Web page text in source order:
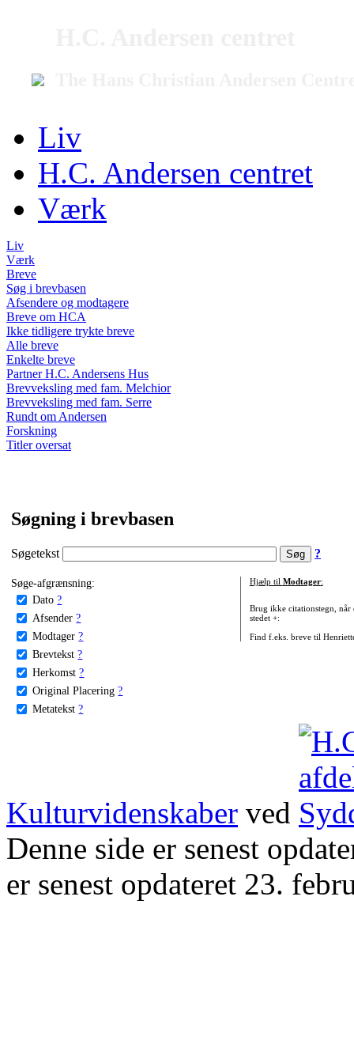
Liv
H.C. Andersen centret
Værk
Liv
Værk
Breve
Søg i brevbasen
Afsendere og modtagere
Breve om HCA
Ikke tidligere trykte breve
Alle breve
Enkelte breve
Partner H.C. Andersens Hus
Brevveksling med fam. Melchior
Brevveksling med fam. Serre
Rundt om Andersen
Forskning
Titler oversat
Søgning i brevbasen
Søgetekst ?
Søge-afgrænsning:
Dato ?
Afsender ?
Modtager ?
Brevtekst ?
Herkomst ?
Original Placering ?
Metatekst ?
Hjælp til Modtager:
Brug ikke citationstegn, når
stedet +:
Find f.eks. breve til
Kulturvidenskaber ved
Denne side er senest
er senest opdateret 23.